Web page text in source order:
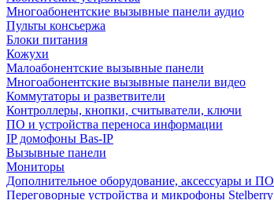
Многоабонентские вызывные панели аудио
Пульты консьержа
Блоки питания
Кожухи
Малоабонентские вызывные панели
Многоабонентские вызывные панели видео
Коммутаторы и разветвители
Контроллеры, кнопки, считыватели, ключи
ПО и устройства переноса информации
IP домофоны Bas-IP
Вызывные панели
Мониторы
Дополнительное оборудование, аксессуары и ПО
Переговорные устройства и микрофоны Stelberry